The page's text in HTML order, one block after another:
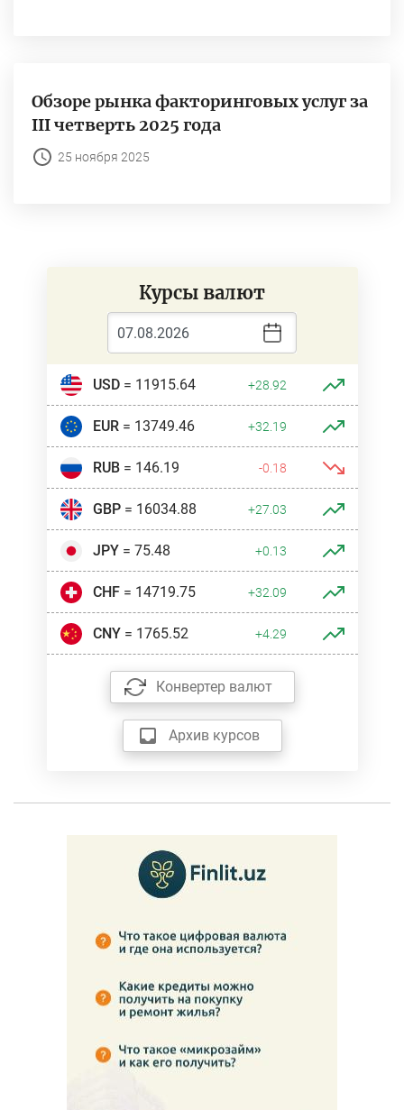
Обзоре рынка факторинговых услуг за
III четверть 2025 года
25 ноября 2025
Курсы валют
USD= 11915.64 +28.92
EUR= 13749.46 +32.19
RUB= 146.19 -0.18
GBP= 16034.88 +27.03
JPY= 75.48 +0.13
CHF= 14719.75 +32.09
CNY= 1765.52 +4.29
Конвертер валют
Архив курсов